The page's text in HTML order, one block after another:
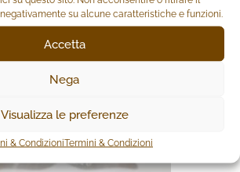
su alcune caratteristiche e funzioni.
Accetta
Nega
Visualizza le preferenze
& CondizioniTermini & Condizioni